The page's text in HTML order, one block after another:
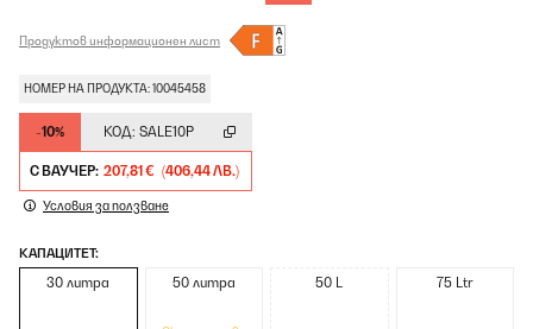
Продуктов информационен лист
НОМЕР НА ПРОДУКТА: 10045458
-10% КОД: SALE10P
С ВАУЧЕР: 207,81 € (406,44 ЛВ.)
Условия за ползване
КАПАЦИТЕТ:
30 литра 50 литра 50 L 75 Ltr